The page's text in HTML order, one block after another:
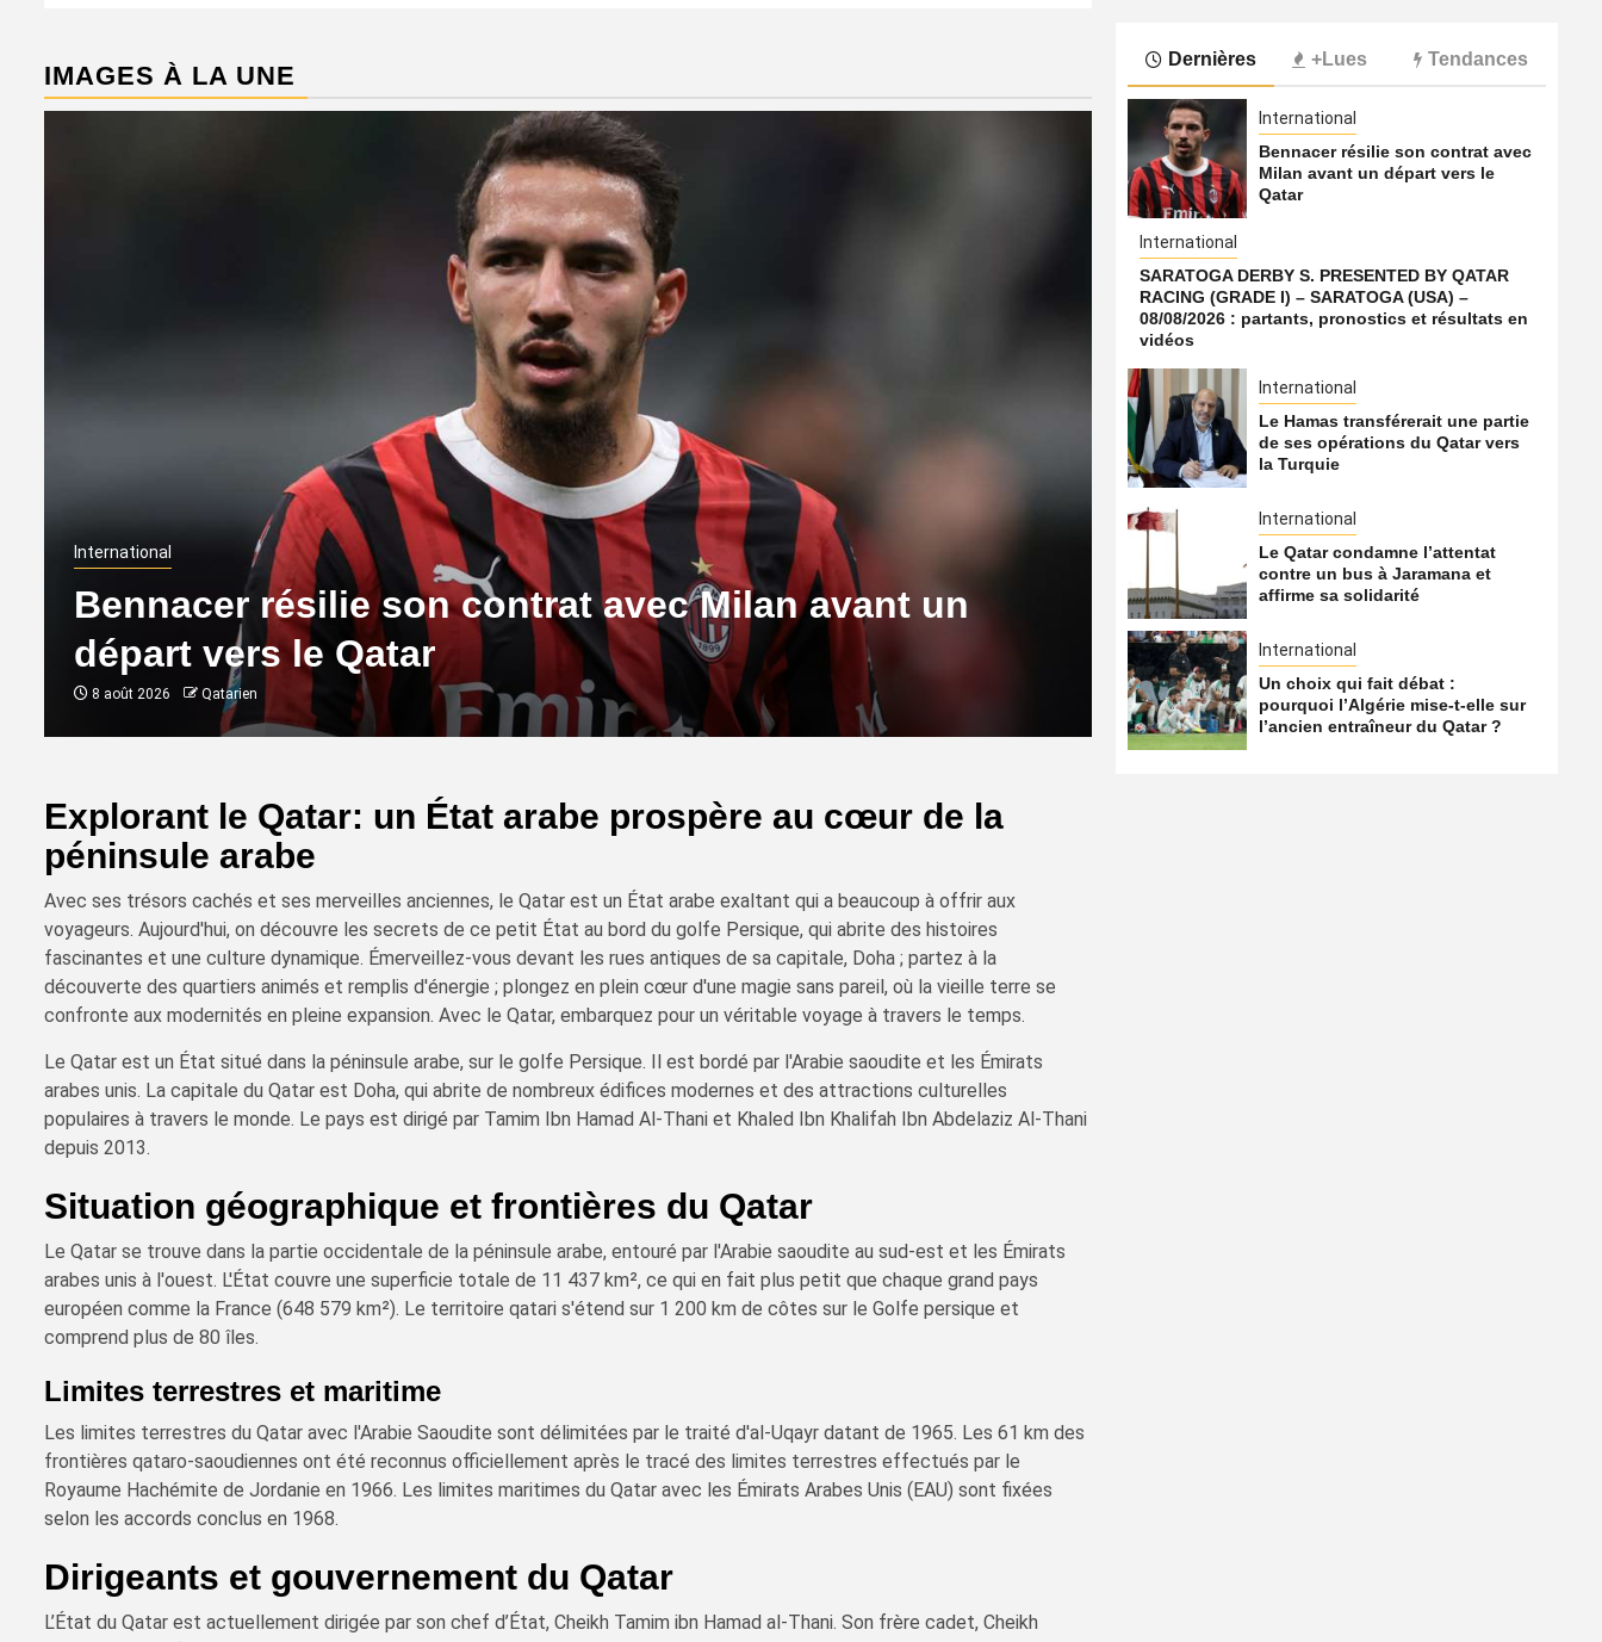
IMAGES À LA UNE
International
Bennacer résilie son contrat avec Milan avant un
départ vers le Qatar
8 août 2026 Qatarien
International
SARATOGA DERBY S.
RACING (GRADE I) –
partants, pronostics et
8 août 2026 Qatarien
Explorant le Qatar: un État arabe prospère au cœur de la
péninsule arabe
Avec ses trésors cachés et ses merveilles anciennes, le Qatar est un État arabe exaltant qui a beaucoup à offrir aux
voyageurs. Aujourd'hui, on découvre les secrets de ce petit État au bord du golfe Persique, qui abrite des histoires
fascinantes et une culture dynamique. Émerveillez-vous devant les rues antiques de sa capitale, Doha ; partez à la
découverte des quartiers animés et remplis d'énergie ; plongez en plein cœur d'une magie sans pareil, où la vieille terre se
confronte aux modernités en pleine expansion. Avec le Qatar, embarquez pour un véritable voyage à travers le temps.
Le Qatar est un État situé dans la péninsule arabe, sur le golfe Persique. Il est bordé par l'Arabie saoudite et les Émirats
arabes unis. La capitale du Qatar est Doha, qui abrite de nombreux édifices modernes et des attractions culturelles
populaires à travers le monde. Le pays est dirigé par Tamim Ibn Hamad Al-Thani et Khaled Ibn Khalifah Ibn Abdelaziz Al-Thani
depuis 2013.
Situation géographique et frontières du Qatar
Le Qatar se trouve dans la partie occidentale de la péninsule arabe, entouré par l'Arabie saoudite au sud-est et les Émirats
arabes unis à l'ouest. L'État couvre une superficie totale de 11 437 km², ce qui en fait plus petit que chaque grand pays
européen comme la France (648 579 km²). Le territoire qatari s'étend sur 1 200 km de côtes sur le Golfe persique et
comprend plus de 80 îles.
Limites terrestres et maritime
Les limites terrestres du Qatar avec l'Arabie Saoudite sont délimitées par le traité d'al-Uqayr datant de 1965. Les 61 km des
frontières qataro-saoudiennes ont été reconnus officiellement après le tracé des limites terrestres effectués par le
Royaume Hachémite de Jordanie en 1966. Les limites maritimes du Qatar avec les Émirats Arabes Unis (EAU) sont fixées
selon les accords conclus en 1968.
Dirigeants et gouvernement du Qatar
L’État du Qatar est actuellement dirigée par son chef d’État, Cheikh Tamim ibn Hamad al-Thani. Son frère cadet, Cheikh
Dernières +Lues Tendances
International
Bennacer résilie son contrat avec
Milan avant un départ vers le
Qatar
International
SARATOGA DERBY S. PRESENTED BY QATAR
RACING (GRADE I) – SARATOGA (USA) –
08/08/2026 : partants, pronostics et résultats en
vidéos
International
Le Hamas transférerait une partie
de ses opérations du Qatar vers
la Turquie
International
Le Qatar condamne l’attentat
contre un bus à Jaramana et
affirme sa solidarité
International
Un choix qui fait débat :
pourquoi l’Algérie mise-t-elle sur
l’ancien entraîneur du Qatar ?